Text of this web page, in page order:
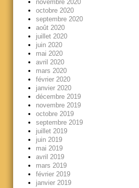
novembre 2020
octobre 2020
septembre 2020
août 2020
juillet 2020
juin 2020
mai 2020
avril 2020
mars 2020
février 2020
janvier 2020
décembre 2019
novembre 2019
octobre 2019
septembre 2019
juillet 2019
juin 2019
mai 2019
avril 2019
mars 2019
février 2019
janvier 2019